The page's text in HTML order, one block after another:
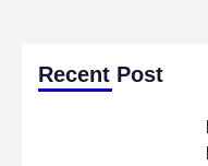
Recent Post